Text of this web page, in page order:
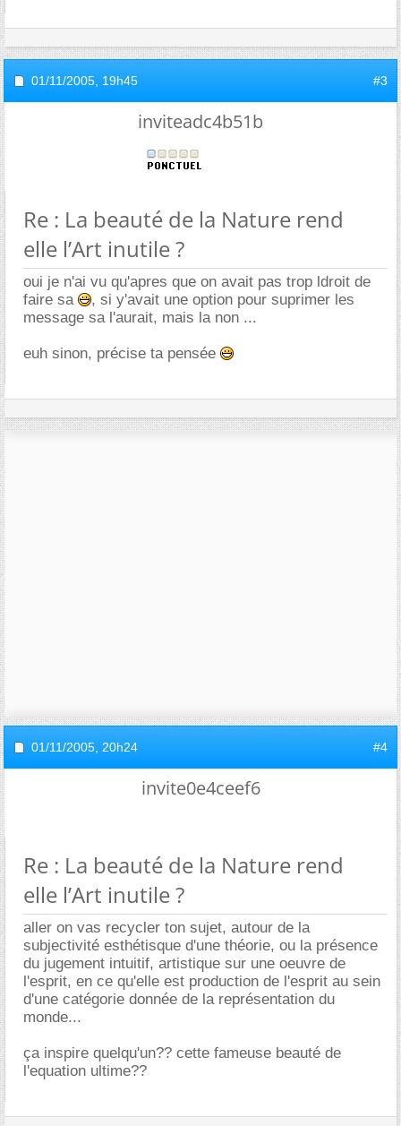
01/11/2005, 19h45 #3
inviteadc4b51b
Re : La beauté de la Nature rend
elle l’Art inutile ?
oui je n'ai vu qu'apres que on avait pas trop ldroit de
faire sa
, si y'avait une option pour suprimer les
message sa l'aurait, mais la non ...
euh sinon, précise ta pensée
01/11/2005, 20h24 #4
invite0e4ceef6
Re : La beauté de la Nature rend
elle l’Art inutile ?
aller on vas recycler ton sujet, autour de la
subjectivité esthétisque d'une théorie, ou la présence
du jugement intuitif, artistique sur une oeuvre de
l'esprit, en ce qu'elle est production de l'esprit au sein
d'une catégorie donnée de la représentation du
monde...
ça inspire quelqu'un?? cette fameuse beauté de
l'equation ultime??